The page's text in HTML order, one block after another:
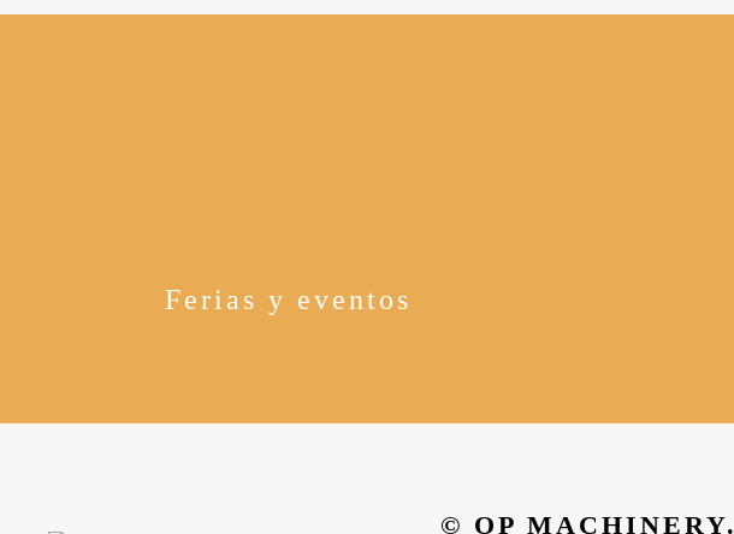
Ferias y eventos
© OP MACHINERY.